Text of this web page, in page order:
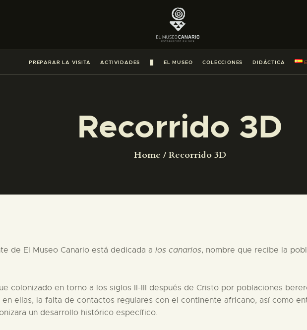
PREPARAR LA VISITA ACTIVIDADES EL MUSEO COLECCIONES DIDÁCTICA
Recorrido 3D
Home Recorrido 3D
PREPARAR LA VISITA
ACTIVIDADES
█
COLECCIONES
█
de El Museo Canario está dedicada a los canarios, nombre que recibe la
colonizado en torno a los siglos II-III después de Cristo por poblaciones
ellas, la falta de contactos regulares con el continente africano, así como
un desarrollo histórico específico.